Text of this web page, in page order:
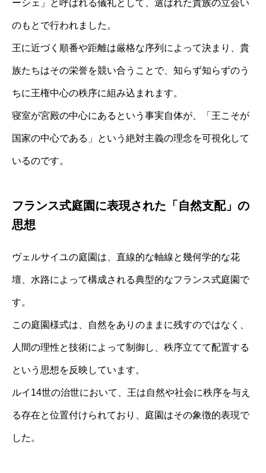
ーシェ」と呼ばれる儀礼として、選ばれた貴族の立会い
のもとで行われました。
王に近づく順番や距離は厳格な序列によって決まり、貴
族たちはその栄誉を競い合うことで、知らず知らずのう
ちに王権中心の秩序に組み込まれます。
寝室が宮殿の中心にあるという事実自体が、「王こそが
国家の中心である」という絶対主義の理念を可視化して
いるのです。
フランス式庭園に表現された「自然支配」の
思想
ヴェルサイユの庭園は、直線的な軸線と幾何学的な花
壇、水路によって構成される典型的なフランス式庭園で
す。
この庭園様式は、自然をありのままに残すのではなく、
人間の理性と技術によって制御し、秩序立てて配置する
という思想を反映しています。
ルイ14世の治世において、王は自然や社会に秩序を与え
る存在と位置付けられており、庭園はその象徴的表現で
した。